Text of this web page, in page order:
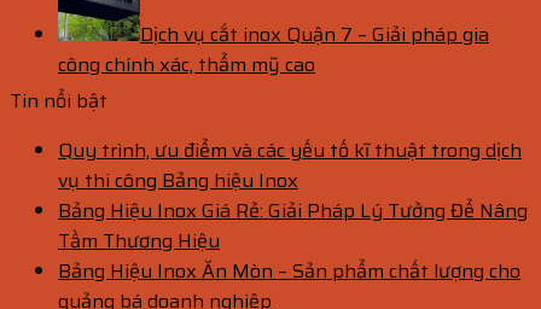
Dịch vụ cắt inox Quận 7 – Giải pháp gia
công chính xác, thẩm mỹ cao
Tin nổi bật
Quy trình, ưu điểm và các yếu tố kĩ thuật trong dịch
vụ thi công Bảng hiệu Inox
Bảng Hiệu Inox Giá Rẻ: Giải Pháp Lý Tưởng Để Nâng
Tầm Thương Hiệu
Bảng Hiệu Inox Ăn Mòn – Sản phẩm chất lượng cho
quảng bá doanh nghiệp